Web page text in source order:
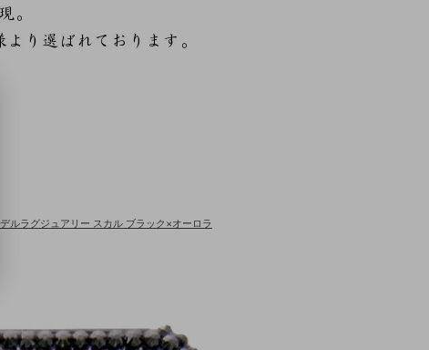
ルラグジュアリー スカル ブラック×オーロラ